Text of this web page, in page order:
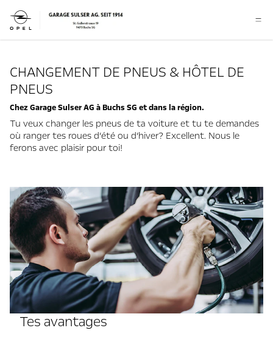
CHANGEMENT DE PNEUS & HÔTEL DE
PNEUS
Chez Garage Sulser AG à Buchs SG et dans la région.
Tu veux changer les pneus de ta voiture et tu te demandes
où ranger tes roues d’été ou d’hiver? Excellent. Nous le
ferons avec plaisir pour toi!
Tes avantages